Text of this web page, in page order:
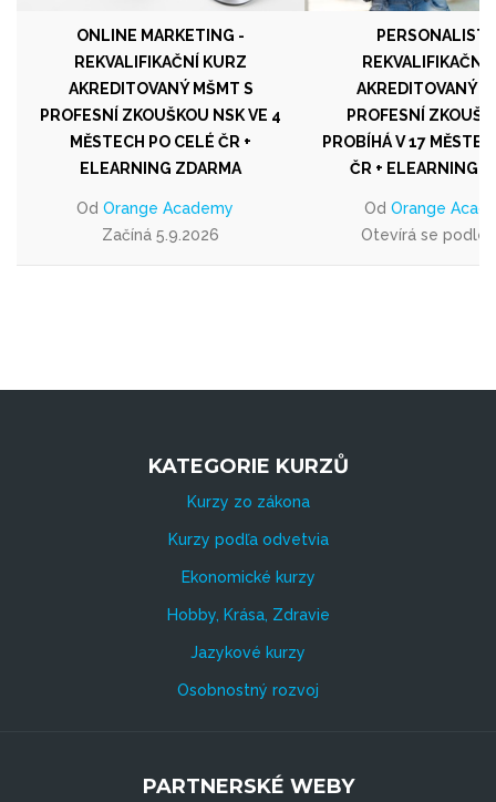
ONLINE MARKETING -
REKVALIFIKAČNÍ KURZ
AKREDITOVANÝ MŠMT S
PROFESNÍ ZKOUŠKOU NSK VE 4
MĚSTECH PO CELÉ ČR +
ELEARNING ZDARMA
Od Orange Academy
Začíná 5.9.2026
REKVALIFIKAČNÍ
AKREDITOVANÝ
PROFESNÍ
PROBÍHÁ V 17
ČR + ELEARNING
Od Orange
Otevírá se podle
KATEGORIE KURZŮ
Kurzy zo zákona
Kurzy podľa odvetvia
Ekonomické kurzy
Hobby, Krása, Zdravie
Jazykové kurzy
Osobnostný rozvoj
PARTNERSKÉ WEBY